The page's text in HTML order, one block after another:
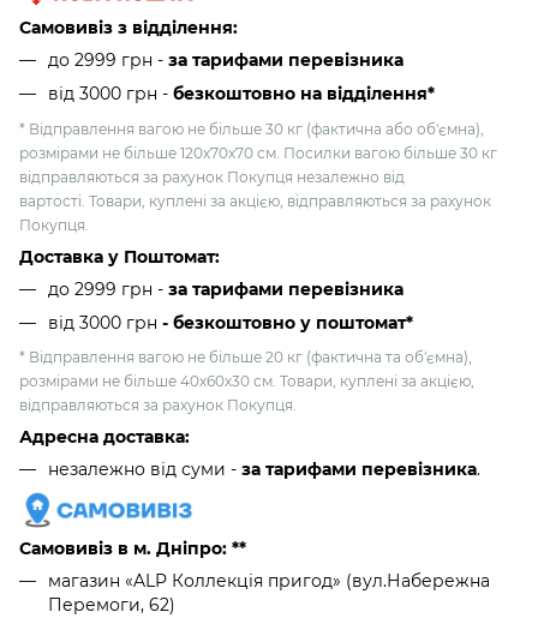
Самовивіз з відділення:
до 2999 грн - за тарифами перевізника
від 3000 грн - безкоштовно на відділення*
* Відправлення вагою не більше 30 кг (фактична або об'ємна),
розмірами не більше 120х70х70 см. Посилки вагою більше 30 кг
відправляються за рахунок Покупця незалежно від
вартості. Товари, куплені за акцією, відправляються за рахунок
Покупця.
Доставка у Поштомат:
до 2999 грн - за тарифами перевізника
від 3000 грн - безкоштовно у поштомат*
* Відправлення вагою не більше 20 кг (фактична та об'ємна),
розмірами не більше 40х60х30 см. Товари, куплені за акцією,
відправляються за рахунок Покупця.
Адресна доставка:
незалежно від суми - за тарифами перевізника.
Самовивіз в м. Дніпро: **
магазин «ALP Коллекція пригод» (вул.Набережна
Перемоги, 62)